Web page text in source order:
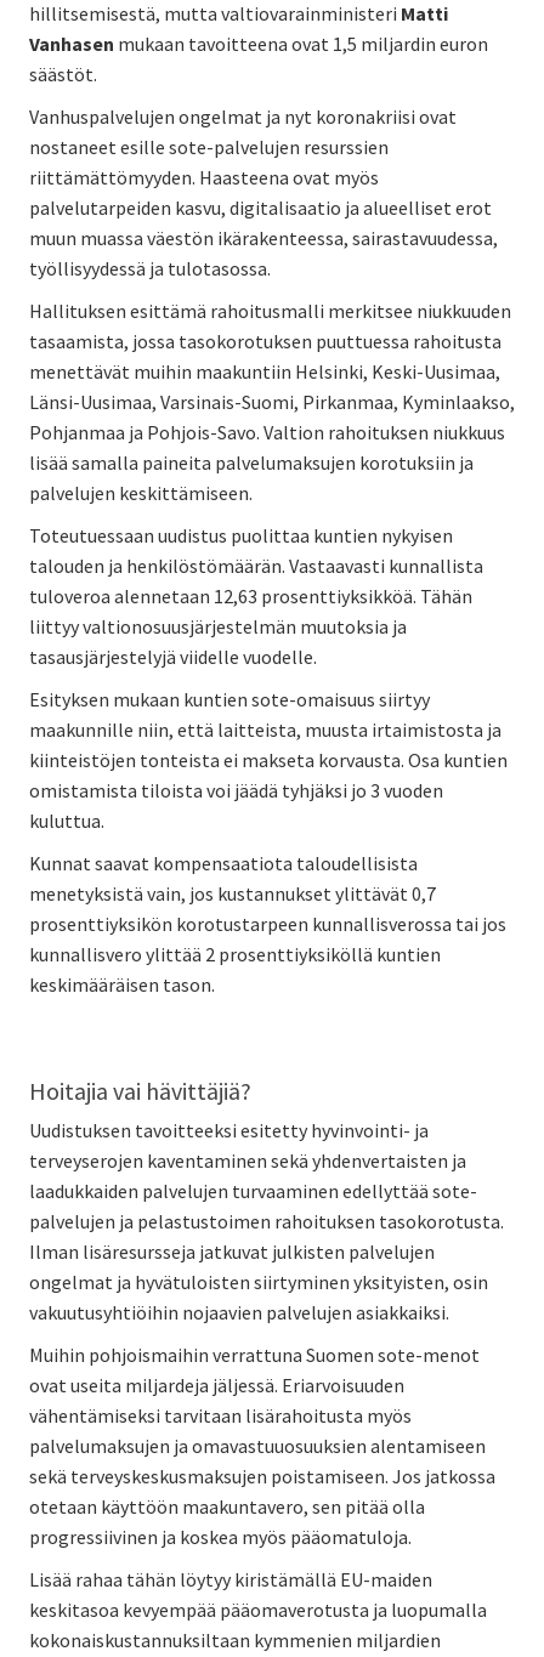
hillitsemisestä, mutta valtiovarainministeri Matti
Vanhasen mukaan tavoitteena ovat 1,5 miljardin euron
säästöt.
Vanhuspalvelujen ongelmat ja nyt koronakriisi ovat
nostaneet esille sote-palvelujen resurssien
riittämättömyyden. Haasteena ovat myös
palvelutarpeiden kasvu, digitalisaatio ja alueelliset erot
muun muassa väestön ikärakenteessa, sairastavuudessa,
työllisyydessä ja tulotasossa.
Hallituksen esittämä rahoitusmalli merkitsee niukkuuden
tasaamista, jossa tasokorotuksen puuttuessa rahoitusta
menettävät muihin maakuntiin Helsinki, Keski-Uusimaa,
Länsi-Uusimaa, Varsinais-Suomi, Pirkanmaa, Kyminlaakso,
Pohjanmaa ja Pohjois-Savo. Valtion rahoituksen niukkuus
lisää samalla paineita palvelumaksujen korotuksiin ja
palvelujen keskittämiseen.
Toteutuessaan uudistus puolittaa kuntien nykyisen
talouden ja henkilöstömäärän. Vastaavasti kunnallista
tuloveroa alennetaan 12,63 prosenttiyksikköä. Tähän
liittyy valtionosuusjärjestelmän muutoksia ja
tasausjärjestelyjä viidelle vuodelle.
Esityksen mukaan kuntien sote-omaisuus siirtyy
maakunnille niin, että laitteista, muusta irtaimistosta ja
kiinteistöjen tonteista ei makseta korvausta. Osa kuntien
omistamista tiloista voi jäädä tyhjäksi jo 3 vuoden
kuluttua.
Kunnat saavat kompensaatiota taloudellisista
menetyksistä vain, jos kustannukset ylittävät 0,7
prosenttiyksikön korotustarpeen kunnallisverossa tai jos
kunnallisvero ylittää 2 prosenttiyksiköllä kuntien
keskimääräisen tason.
Hoitajia vai hävittäjiä?
Uudistuksen tavoitteeksi esitetty hyvinvointi- ja
terveyserojen kaventaminen sekä yhdenvertaisten ja
laadukkaiden palvelujen turvaaminen edellyttää sote-
palvelujen ja pelastustoimen rahoituksen tasokorotusta.
Ilman lisäresursseja jatkuvat julkisten palvelujen
ongelmat ja hyvätuloisten siirtyminen yksityisten, osin
vakuutusyhtiöihin nojaavien palvelujen asiakkaiksi.
Muihin pohjoismaihin verrattuna Suomen sote-menot
ovat useita miljardeja jäljessä. Eriarvoisuuden
vähentämiseksi tarvitaan lisärahoitusta myös
palvelumaksujen ja omavastuuosuuksien alentamiseen
sekä terveyskeskusmaksujen poistamiseen. Jos jatkossa
otetaan käyttöön maakuntavero, sen pitää olla
progressiivinen ja koskea myös pääomatuloja.
Lisää rahaa tähän löytyy kiristämällä EU-maiden
keskitasoa kevyempää pääomaverotusta ja luopumalla
kokonaiskustannuksiltaan kymmenien miljardien